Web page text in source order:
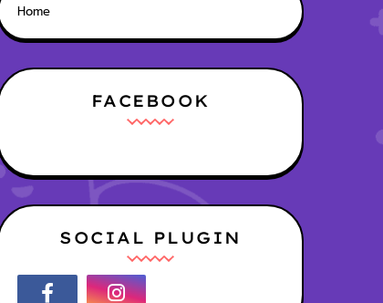
Home
FACEBOOK
SOCIAL PLUGIN